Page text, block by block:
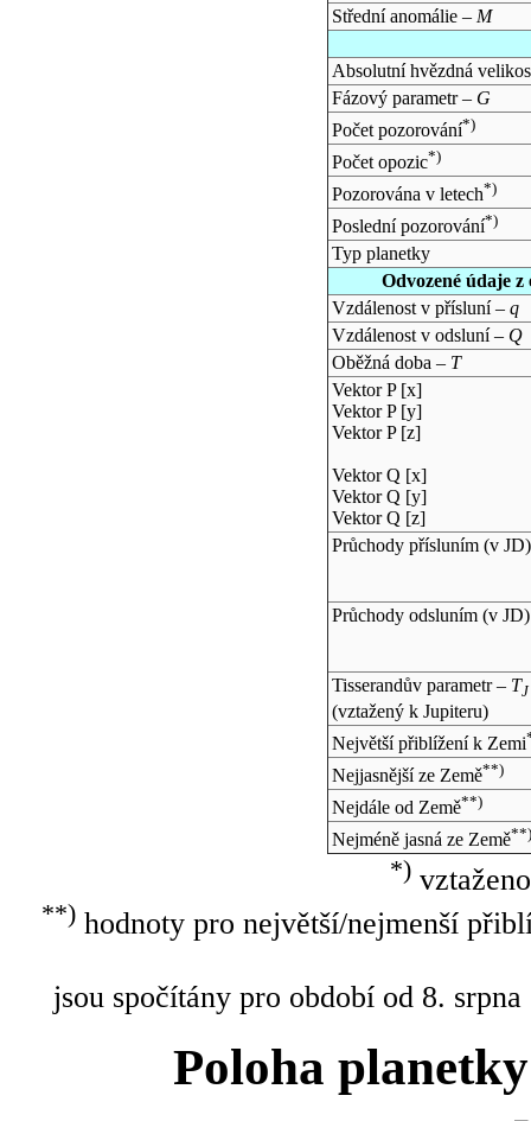
Střední anomálie – M
Absolutní hvězdná
Fázový parametr – G
Počet pozorování*)
Počet opozic*)
Pozorována v letech*)
Poslední pozorování*)
Typ planetky
Odvozené údaje
Vzdálenost v přísluní – q
Vzdálenost v odsluní – Q
Oběžná doba – T
Vektor P [x]
Vektor P [y]
Vektor P [z]
Vektor Q [x]
Vektor Q [y]
Vektor Q [z]
Průchody přísluním (v JD)
Průchody odsluním (v JD)
Tisserandův parametr – TJ
(vztažený k Jupiteru)
Největší přiblížení k Zemi
Nejjasnější ze Země**)
Nejdále od Země**)
Nejméně jasná ze Země**)
*)
**)hodnoty pro největší/nejmenší
jsou spočítány pro období od 8.
Poloha